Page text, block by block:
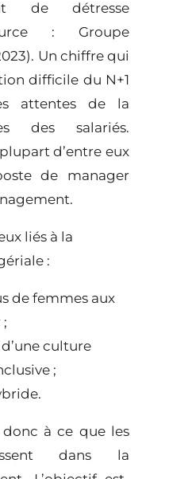
de détresse
: Groupe
Un chiffre qui
difficile du N+1
attentes de la
des salariés.
d’entre eux
de manager
.
liés à la
:
de femmes aux
culture
;
donc à ce que les
dans la